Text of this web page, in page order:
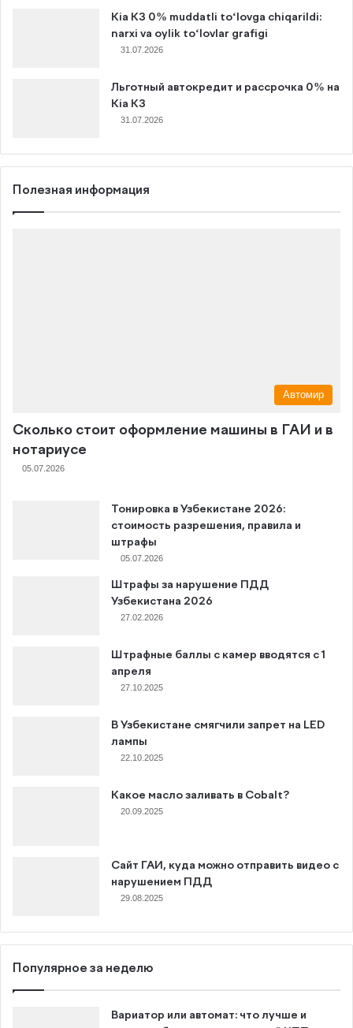
Kia K3 0% muddatli to‘lovga chiqarildi:
narxi va oylik to‘lovlar grafigi
31.07.2026
Льготный автокредит и рассрочка 0% на
Kia K3
31.07.2026
Полезная информация
Автомир
Сколько стоит оформление машины в ГАИ и в
нотариусе
05.07.2026
Тонировка в Узбекистане 2026:
стоимость разрешения, правила и
штрафы
05.07.2026
Штрафы за нарушение ПДД
Узбекистана 2026
27.02.2026
Штрафные баллы с камер вводятся с 1
апреля
27.10.2025
В Узбекистане смягчили запрет на LED
лампы
22.10.2025
Какое масло заливать в Cobalt?
20.09.2025
Сайт ГАИ, куда можно отправить видео с
нарушением ПДД
29.08.2025
Популярное за неделю
Вариатор или автомат: что лучше и